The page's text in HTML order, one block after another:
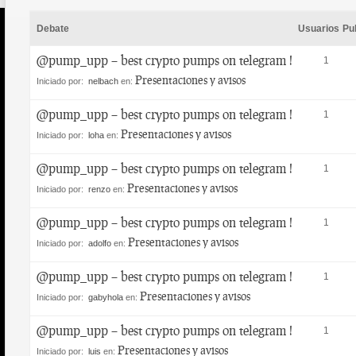
Debate Usuarios
@pump_upp – best crypto pumps on telegram !
Iniciado por: nelbach en: Presentaciones y avisos
1
@pump_upp – best crypto pumps on telegram !
Iniciado por: loha en: Presentaciones y avisos
1
@pump_upp – best crypto pumps on telegram !
Iniciado por: renzo en: Presentaciones y avisos
1
@pump_upp – best crypto pumps on telegram !
Iniciado por: adolfo en: Presentaciones y avisos
1
@pump_upp – best crypto pumps on telegram !
Iniciado por: gabyhola en: Presentaciones y avisos
1
@pump_upp – best crypto pumps on telegram !
Iniciado por: luis en: Presentaciones y avisos
1